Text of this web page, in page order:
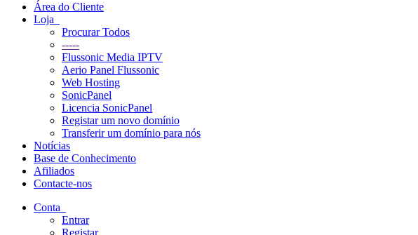
Área do Cliente
Loja
Procurar Todos
-----
Flussonic Media IPTV
Aerio Panel Flussonic
Web Hosting
SonicPanel
Licencia SonicPanel
Registar um novo domínio
Transferir um domínio para nós
Notícias
Base de Conhecimento
Afiliados
Contacte-nos
Conta
Entrar
Registar